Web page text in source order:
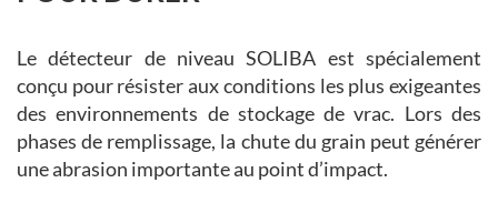
Le détecteur de niveau SOLIBA est spécialement
conçu pour résister aux conditions les plus exigeantes
des environnements de stockage de vrac. Lors des
phases de remplissage, la chute du grain peut générer
une abrasion importante au point d’impact.